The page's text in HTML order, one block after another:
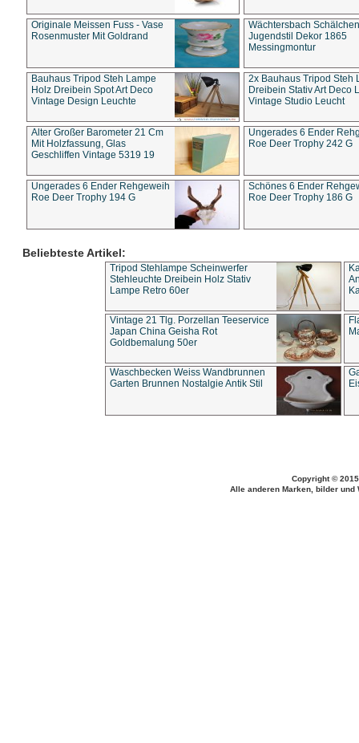
Originale Meissen Fuss - Vase
Rosenmuster Mit Goldrand
Wächtersbach Schälchen
Jugendstil Dekor 1865
Messingmontur
Bauhaus Tripod Steh Lampe
Holz Dreibein Spot Art Deco
Vintage Design Leuchte
2x Bauhaus Tripod Steh
Dreibein Stativ Art Deco
Vintage Studio Leucht
Alter Großer Barometer 21 Cm
Mit Holzfassung, Glas
Geschliffen Vintage 5319 19
Ungerades 6 Ender
Roe Deer Trophy 242 G
Ungerades 6 Ender Rehgeweih
Roe Deer Trophy 194 G
Schönes 6 Ender
Roe Deer Trophy 186 G
Beliebteste Artikel:
Tripod Stehlampe Scheinwerfer
Stehleuchte Dreibein Holz Stativ
Lampe Retro 60er
Vintage 21 Tlg. Porzellan Teeservice
Japan China Geisha Rot
Goldbemalung 50er
Waschbecken Weiss Wandbrunnen
Garten Brunnen Nostalgie Antik Stil
Copyright ©
Alle anderen Marken, bilder und